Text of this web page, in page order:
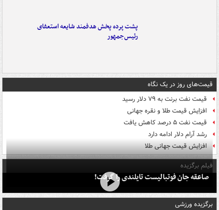
پشت پرده پخش هدفمند شایعه استعفای
رئیس‌جمهور
قیمت‌های روز در یک نگاه
قیمت نفت برنت به ۷۹ دلار رسید
افزایش قیمت طلا و نقره جهانی
قیمت نفت ۵ درصد کاهش یافت
رشد آرام دلار ادامه دارد
افزایش قیمت جهانی طلا
فیلم برگزیده
صاعقه جان فوتبالیست تایلندی را گرفت!
برگزیده ورزشی